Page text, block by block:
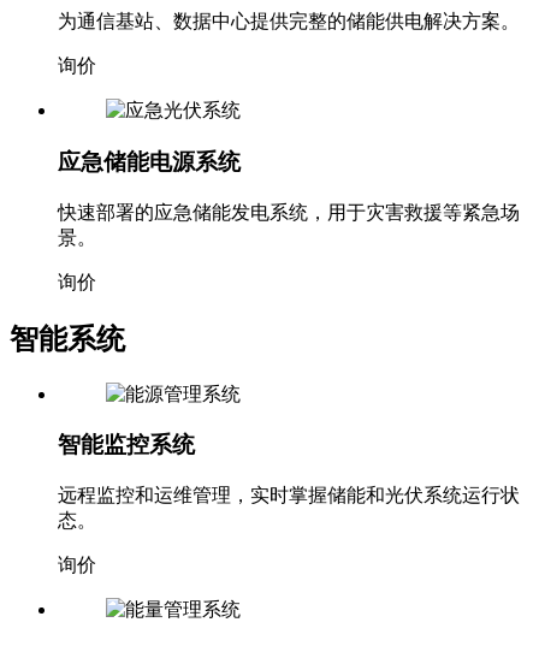
为通信基站、数据中心提供完整的储能供电解决方案。
询价
应急储能电源系统
快速部署的应急储能发电系统，用于灾害救援等紧急场
景。
询价
智能系统
智能监控系统
远程监控和运维管理，实时掌握储能和光伏系统运行状
态。
询价